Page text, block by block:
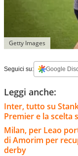
Getty Images
Seguici su: Google
Leggi anche:
Inter, tutto su
Premier e la scelta
Milan, per Leao
di Amorim per
derby